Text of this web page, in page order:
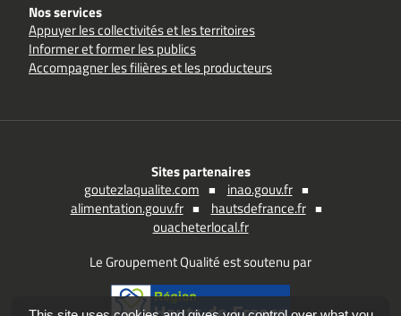
Nos services
Appuyer les collectivités et les territoires
Informer et former les publics
Accompagner les filières et les producteurs
Sites partenaires
goutezlaqualite.com
inao.gouv.fr
alimentation.gouv.fr
hautsdefrance.fr
ouacheterlocal.fr
Le Groupement Qualité est soutenu par